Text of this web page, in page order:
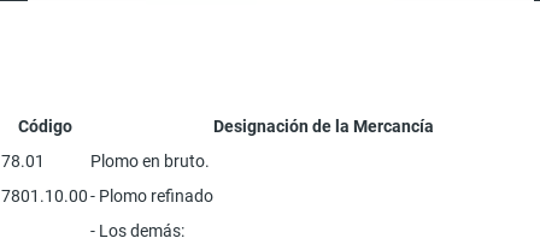
Código
Designación de la Mercancía
78.01
Plomo en bruto.
7801.10.00- Plomo refinado
- Los demás: